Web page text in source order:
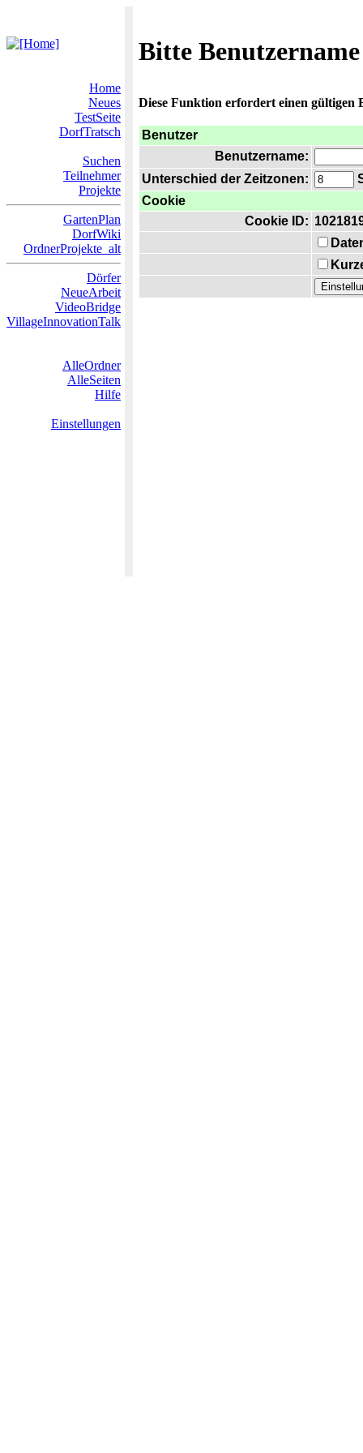
Bitte
Home
Neues
TestSeite
DorfTratsch
Suchen
Teilnehmer
Projekte
GartenPlan
DorfWiki
OrdnerProjekte_alt
Dörfer
NeueArbeit
VideoBridge
VillageInnovationTalk
AlleOrdner
AlleSeiten
Hilfe
Einstellungen
Diese Funktion erfordert einen gültigen
Benutzer
Benutzername:
Unterschied der Zeitzonen:
Cookie
Cookie ID: